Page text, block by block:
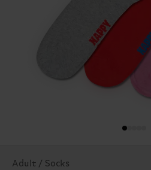
Adult / Socks